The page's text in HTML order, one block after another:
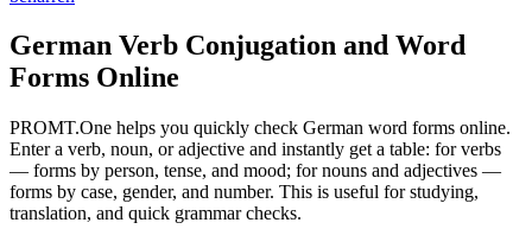
German Verb Conjugation and Word
Forms Online
PROMT.One helps you quickly check German word forms online.
Enter a verb, noun, or adjective and instantly get a table: for verbs
— forms by person, tense, and mood; for nouns and adjectives —
forms by case, gender, and number. This is useful for studying,
translation, and quick grammar checks.